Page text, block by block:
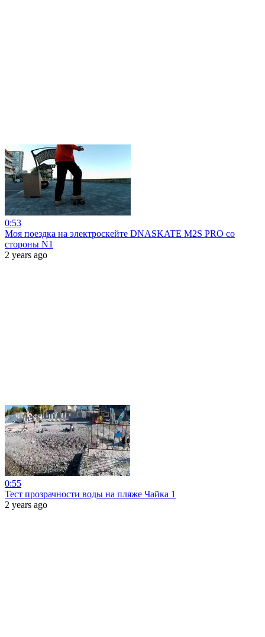
0:53
Моя поездка на электроскейте DNASKATE M2S PRO со
стороны N1
2 years ago
0:55
Тест прозрачности воды на пляже Чайка 1
2 years ago